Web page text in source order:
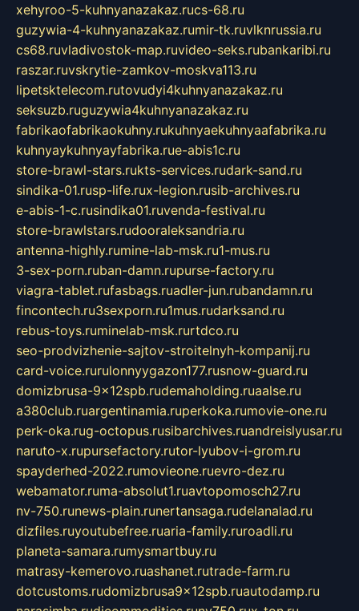
xehyroo-5-kuhnyanazakaz.rucs-68.ru
guzywia-4-kuhnyanazakaz.rumir-tk.ruvlknrussia.ru
cs68.ruvladivostok-map.ruvideo-seks.rubankaribi.ru
raszar.ruvskrytie-zamkov-moskva113.ru
lipetsktelecom.rutovudyi4kuhnyanazakaz.ru
seksuzb.ruguzywia4kuhnyanazakaz.ru
fabrikaofabrikaokuhny.rukuhnyaekuhnyaafabrika.ru
kuhnyaykuhnyayfabrika.rue-abis1c.ru
store-brawl-stars.rukts-services.rudark-sand.ru
sindika-01.rusp-life.rux-legion.rusib-archives.ru
e-abis-1-c.rusindika01.ruvenda-festival.ru
store-brawlstars.rudooraleksandria.ru
antenna-highly.rumine-lab-msk.ru1-mus.ru
3-sex-porn.ruban-damn.rupurse-factory.ru
viagra-tablet.rufasbags.ruadler-jun.rubandamn.ru
fincontech.ru3sexporn.ru1mus.rudarksand.ru
rebus-toys.ruminelab-msk.rurtdco.ru
seo-prodvizhenie-sajtov-stroitelnyh-kompanij.ru
card-voice.rurulonnyygazon177.rusnow-guard.ru
domizbrusa-9x12spb.rudemaholding.ruaalse.ru
a380club.ruargentinamia.ruperkoka.rumovie-one.ru
perk-oka.rug-octopus.rusibarchives.ruandreislyusar.ru
naruto-x.rupursefactory.rutor-lyubov-i-grom.ru
spayderhed-2022.rumovieone.ruevro-dez.ru
webamator.ruma-absolut1.ruavtopomosch27.ru
nv-750.runews-plain.runertansaga.rudelanalad.ru
dizfiles.ruyoutubefree.ruaria-family.ruroadli.ru
planeta-samara.rumysmartbuy.ru
matrasy-kemerovo.ruashanet.rutrade-farm.ru
dotcustoms.rudomizbrusa9x12spb.ruautodamp.ru